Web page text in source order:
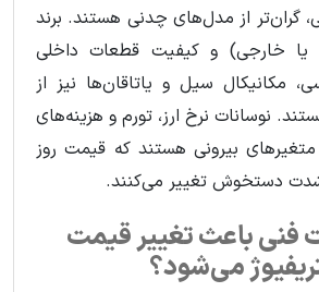
گران‌تر از مدل‌های چدنی هستند. برند
یا خارجی) و کیفیت قطعات داخلی
مکانیکال سیل و یاتاقان‌ها نیز از
نوسانات نرخ ارز، تورم و هزینه‌های
متغیرهای بیرونی هستند که قیمت روز
شدت دستخوش تغییر می‌کنند.
باعث تغییر قیمت
می‌شود؟